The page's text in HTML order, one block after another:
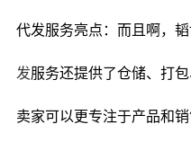
代发服务亮点：而且啊，
发服务还提供了仓储、打
卖家可以更专注于产品和